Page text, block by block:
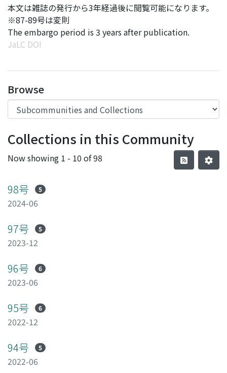
本文は雑誌の発行から3年経過後に閲覧可能になります。
※87-89号は変則
The embargo period is 3 years after publication.
JaLC DOI
Browse
Collections in this Community
Now showing 1 - 10 of 98
98号 5
2024-06
97号 5
2023-12
96号 6
2023-06
95号 6
2022-12
94号 5
2022-06